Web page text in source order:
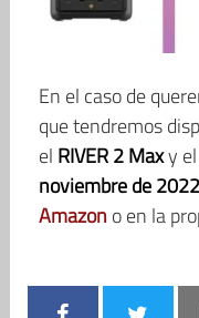
En el caso de
que tendremos
el RIVER 2 Maxy el
noviembre de 2022
Amazono en la